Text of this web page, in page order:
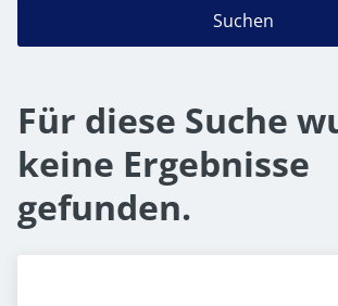
Suchen
Für diese Suche
keine Ergebnisse
gefunden.